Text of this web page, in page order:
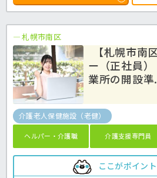
札幌市南区
【札幌市南
ー（正社員
業所の開設
介護老人保健施設（老健）
ヘルパー・介護職 介護支援専門員
ここがポイント